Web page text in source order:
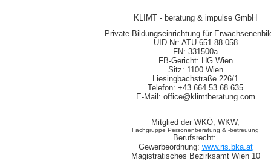
KLIMT - beratung & impulse GmbH
Private Bildungseinrichtung für
UID-Nr: ATU 651 88 058
FN: 331500a
FB-Gericht: HG Wien
Sitz: 1100 Wien
Liesingbachstraße 226/1
Telefon: +43 664 53 68 635
Berufsrecht:
Gewerbeordnung: www.ris.bka.at
Magistratisches Bezirksamt Wien 10